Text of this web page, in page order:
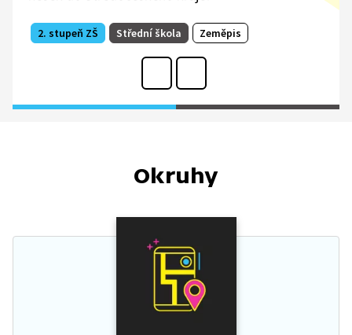
2. stupeň ZŠ Střední škola Zeměpis
Okruhy